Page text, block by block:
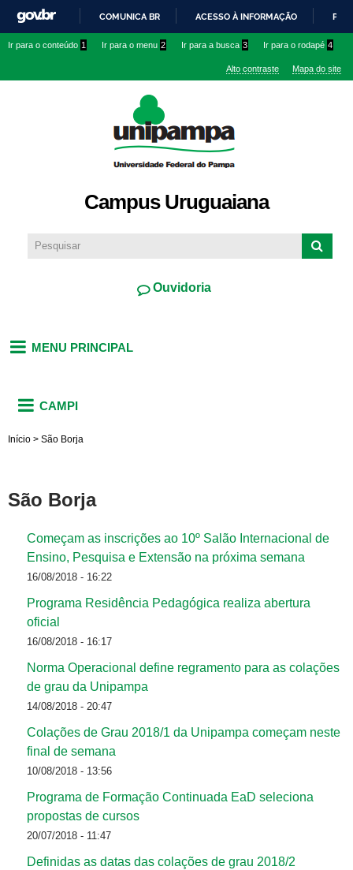
conteúdo
IR
O
COMUNICA BR ACESSO À INFORMAÇÃO
Ir para o conteúdo 1 Ir para o menu 2 Ir para a busca 3 Ir para o rodapé 4
Alto contraste Mapa do site
Campus Uruguaiana
Ouvidoria
MENU PRINCIPAL
CAMPI
Início > São Borja
São Borja
Começam as inscrições ao 10º Salão Internacional de
Ensino, Pesquisa e Extensão na próxima semana
16/08/2018 - 16:22
Programa Residência Pedagógica realiza abertura
oficial
16/08/2018 - 16:17
Norma Operacional define regramento para as colações
de grau da Unipampa
14/08/2018 - 20:47
Colações de Grau 2018/1 da Unipampa começam neste
final de semana
10/08/2018 - 13:56
Programa de Formação Continuada EaD seleciona
propostas de cursos
20/07/2018 - 11:47
Definidas as datas das colações de grau 2018/2